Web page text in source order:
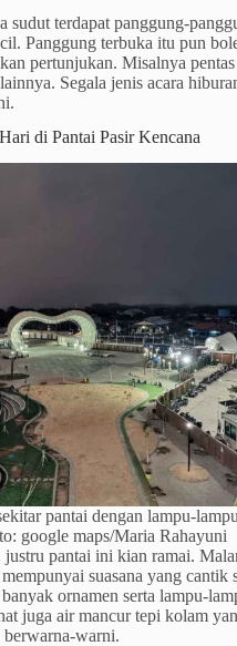
sudut terdapat panggung-
Panggung terbuka itu pun
pertunjukan. Misalnya
Segala jenis acara
di Pantai Pasir Kencana
pantai dengan lampu-
google maps/Maria Rahayuni
justru pantai ini kian ramai.
suasana yang cantik
ornamen serta lampu-
juga air mancur tepi kolam
berwarna-warni.